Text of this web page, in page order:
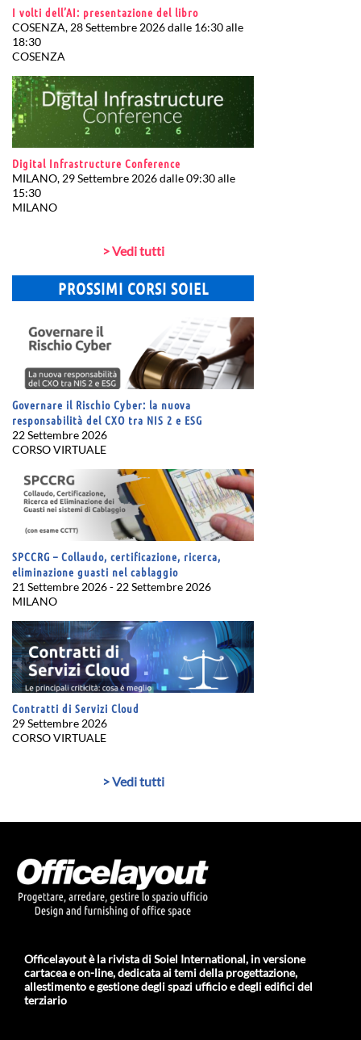
I volti dell’AI: presentazione del libro
COSENZA, 28 Settembre 2026 dalle 16:30 alle
18:30
COSENZA
Digital Infrastructure Conference
MILANO, 29 Settembre 2026 dalle 09:30 alle
15:30
MILANO
> Vedi tutti
PROSSIMI CORSI SOIEL
Governare il Rischio Cyber: la nuova
responsabilità del CXO tra NIS 2 e ESG
22 Settembre 2026
CORSO VIRTUALE
SPCCRG – Collaudo, certificazione, ricerca,
eliminazione guasti nel cablaggio
21 Settembre 2026 - 22 Settembre 2026
MILANO
Contratti di Servizi Cloud
29 Settembre 2026
CORSO VIRTUALE
> Vedi tutti
Officelayout è la rivista di Soiel International, in versione
cartacea e on-line, dedicata ai temi della progettazione,
allestimento e gestione degli spazi ufficio e degli edifici del
terziario